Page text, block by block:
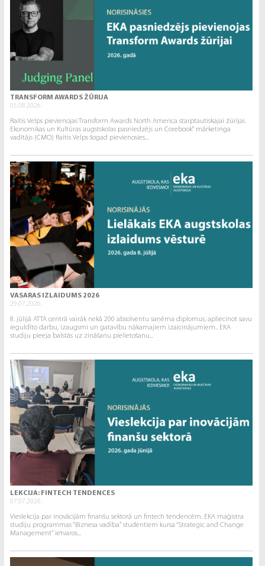
TRANSFORM AWARDS ŽŪRIJA
05.08.2026.
Raitis Velps pievienojas Transform Awards North America starptautiskajai žūrijai.
Ekonomikas un Kultūras augstskolas pasniedzējs un Corebook° mārketinga
vadītājs (CMO) Raitis Velps šogad pievienosies...
VASARAS IZLAIDUMS 2026
29.07.2026.
8. jūlijā ATTA centrā vairāk nekā 200 absolventu saņēma diplomus, apliecinot savu
ieguldīto darbu, izaugsmi un gatavību nākamajiem izaicinājumiem.. EKA
studiju pieeja balstās uz zināšanu pielietošanu...
LEKCIJA: FINTECH TENDENCES
07.07.2026.
Vieslekcija par inovācijām finanšu sektorā un fintech tendencēm. EKA maģistra
studiju programmas “Biznesa vadība” studentiem kursa “Strategic and Change
Management” ietvaros...